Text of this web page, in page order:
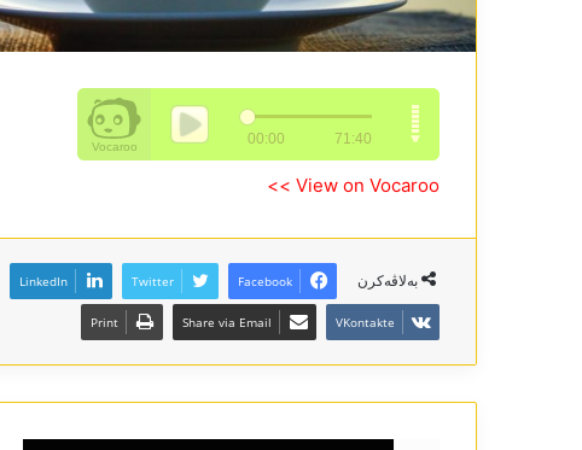
View on Vocaroo >>
بەلاڤەکرن Facebook
Twitter
LinkedIn
VKontakte
Share via Email
Print